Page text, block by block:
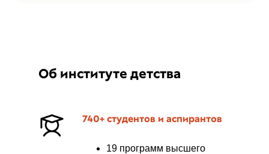
19 программ высшего
740+ студентов и аспирантов
Об институте детства